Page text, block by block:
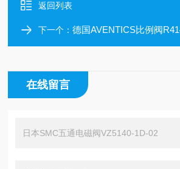
返回列表
下一个：德国AVENTICS比例阀
在线留言